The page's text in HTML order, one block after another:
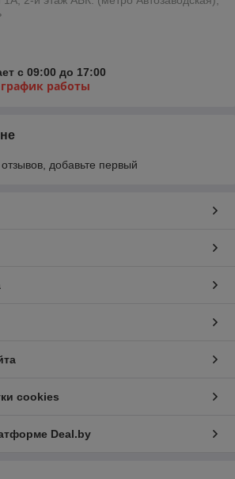
с 09:00 до 17:00
работы
добавьте первый
cookies
Deal.by